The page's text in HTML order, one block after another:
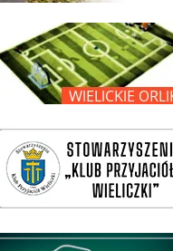
SISMS
link do opisu projektu Wielickie Orliki
wieliczanie na bis
Kasa Zapomogowo -